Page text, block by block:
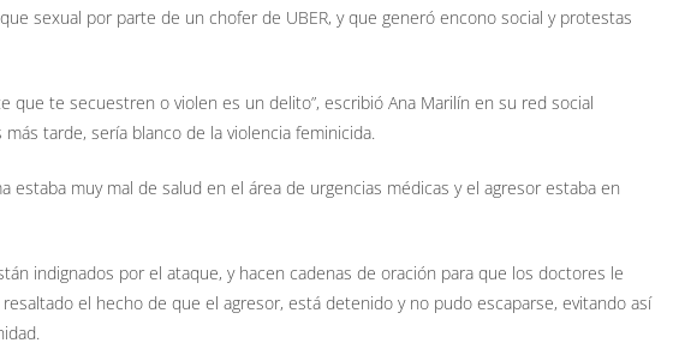
sexual por parte de un chofer de UBER, y que generó encono social y protestas
que te secuestren o violen es un delito”, escribió Ana Marilín en su red social
tarde, sería blanco de la violencia feminicida.
estaba muy mal de salud en el área de urgencias médicas y el agresor estaba en
indignados por el ataque, y hacen cadenas de oración para que los doctores le
el hecho de que el agresor, está detenido y no pudo escaparse, evitando así